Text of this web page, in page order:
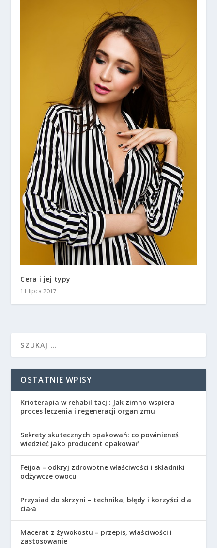
Cera i jej typy
11 lipca 2017
OSTATNIE WPISY
Krioterapia w rehabilitacji: Jak zimno wspiera
proces leczenia i regeneracji organizmu
Sekrety skutecznych opakowań: co powinieneś
wiedzieć jako producent opakowań
Feijoa – odkryj zdrowotne właściwości i składniki
odżywcze owocu
Przysiad do skrzyni – technika, błędy i korzyści dla
ciała
Macerat z żywokostu – przepis, właściwości i
zastosowanie